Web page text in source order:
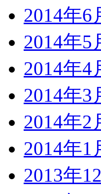
2014年6
2014年5
2014年4
2014年3
2014年2
2014年1
2013年